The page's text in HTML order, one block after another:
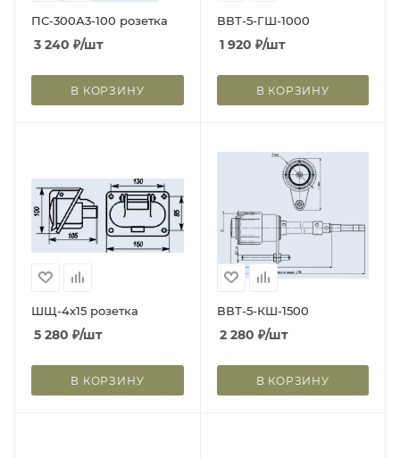
ПС-300А3-100 розетка
3 240 ₽/шт
В КОРЗИНУ
ВВТ-5-ГШ-1000
1 920 ₽/шт
В КОРЗИНУ
ШЩ-4х15 розетка
5 280 ₽/шт
В КОРЗИНУ
ВВТ-5-КШ-1500
2 280 ₽/шт
В КОРЗИНУ